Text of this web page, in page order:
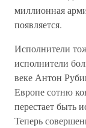
миллионная
появляется.
Исполнители
исполнители
веке Антон
Европе сотню
перестает быть
Теперь